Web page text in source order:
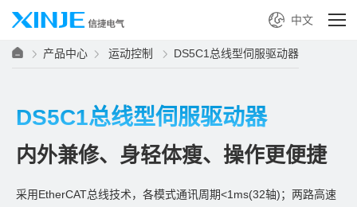
中文
产品中心 运动控制 DS5C1总线型伺服驱动器
DS5C1总线型伺服驱动器
内外兼修、身轻体瘦、操作更便捷
采用EtherCAT总线技术，各模式通讯周期<1ms(32轴)；两路高速